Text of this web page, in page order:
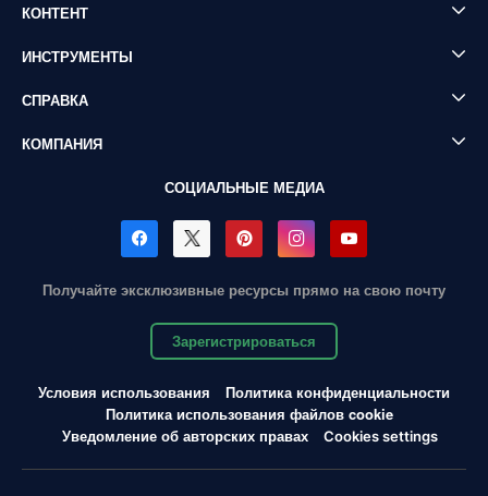
КОНТЕНТ
ИНСТРУМЕНТЫ
СПРАВКА
КОМПАНИЯ
СОЦИАЛЬНЫЕ МЕДИА
Получайте эксклюзивные ресурсы прямо на свою почту
Зарегистрироваться
Условия использования
Политика конфиденциальности
Политика использования файлов cookie
Уведомление об авторских правах
Cookies settings